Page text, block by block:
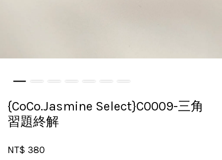
{CoCo.Jasmine Select}C0009-三角
習題終解
NT$ 380